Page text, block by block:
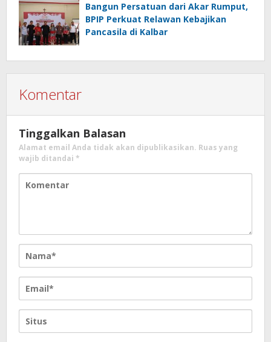
Bangun Persatuan dari Akar Rumput,
BPIP Perkuat Relawan Kebajikan
Pancasila di Kalbar
Komentar
Tinggalkan Balasan
Alamat email Anda tidak akan dipublikasikan. Ruas yang
wajib ditandai *